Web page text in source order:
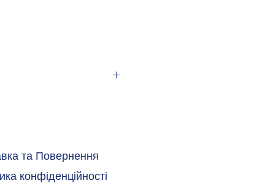
та Повернення
конфіденційності